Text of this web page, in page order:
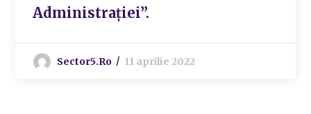
Administrației”.
Sector5.ro 11 aprilie 2022